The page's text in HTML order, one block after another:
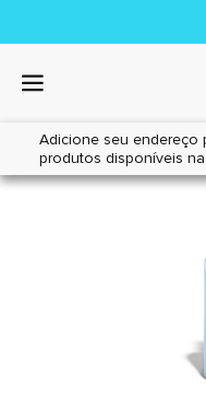
Adicione seu endereço
produtos disponíveis
Home|Cães|Higiene